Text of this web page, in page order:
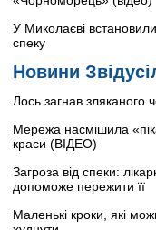
У Миколаєві
спеку
Новини
Лось загнав зляканого
Мережа насмішила
краси (ВІДЕО)
Загроза від спеки:
допоможе пережити її
Маленькі кроки, які